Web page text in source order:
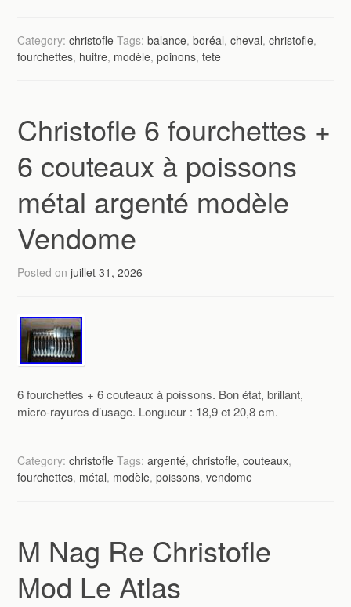
Category:christofle Tags:balance,boréal,cheval,christofle,
fourchettes, huitre, modèle,poinons,tete
Christofle 6 fourchettes +
6 couteaux à poissons
métal argenté modèle
Vendome
Posted onjuillet 31, 2026
6 fourchettes + 6 couteaux à poissons. Bon état, brillant,
micro-rayures d’usage. Longueur : 18,9 et 20,8 cm.
Category:christofle Tags:argenté,christofle,couteaux,
fourchettes, métal, modèle,poissons,vendome
M Nag Re Christofle
Mod Le Atlas